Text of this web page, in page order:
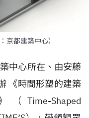
京都建築中心）
中心所在、由安藤
《時間形塑的建築
Time-Shaped